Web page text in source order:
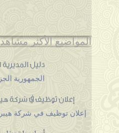
المواضيع الأكثر
دليل
الجمهورية
إعلان توظيف في شركة
إعلان توظيف في شركة